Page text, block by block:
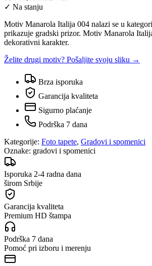
✓ Na stanju
Motiv Manarola Italija 004 nalazi se u
prikazuje gradski prizor. Motiv Manarola
dekorativni karakter.
Želite drugi motiv? Pošaljite svoju sliku →
Brza isporuka
Garancija kvaliteta
Sigurno plaćanje
Podrška 7 dana
Kategorije: Foto tapete, Gradovi i spomenici
Oznake: gradovi i spomenici
Isporuka 2-4 radna dana
širom Srbije
Garancija kvaliteta
Premium HD štampa
Podrška 7 dana
Pomoć pri izboru i merenju